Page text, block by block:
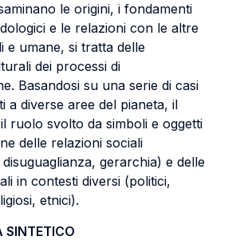
le origini, i fondamenti
e le relazioni con le altre
e umane, si tratta delle
dei processi di
Basandosi su una serie di casi
a diverse aree del pianeta, il
ruolo svolto da simboli e oggetti
delle relazioni sociali
gerarchia) e delle
in contesti diversi (politici,
etnici).
SINTETICO